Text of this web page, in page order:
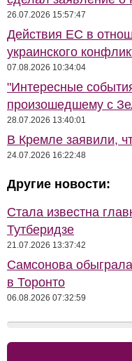
26.07.2026 15:57:47
Действия ЕС в
украинского
07.08.2026 10:34:04
"Интересные
произошедшему с
28.07.2026 13:40:01
В Кремле заявили,
24.07.2026 16:22:48
Другие новости:
Стала известна
Тутберидзе
21.07.2026 13:37:42
Самсонова
в Торонто
06.08.2026 07:32:59